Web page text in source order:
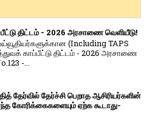
திட்டம் - 2026 அரசாணை வெளியீடு!
(Including TAPS
காப்பீட்டு திட்டம் - 2026 அரசாணை
-...
தேர்வில் தேர்ச்சி பெறாத ஆசிரியர்களின்
கோரிக்கைகளையும் ஏற்க கூடாது-